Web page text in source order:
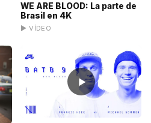
WE ARE BLOOD: La parte de
Brasil en 4K
▶ VÍDEO
▶